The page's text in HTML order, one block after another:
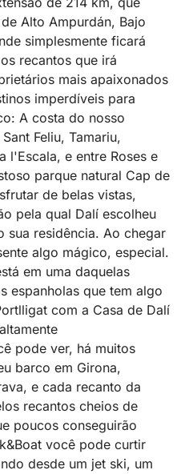
Alto Ampurdán, Bajo
simplesmente ficará
recantos que irá
mais apaixonados
imperdíveis para
A costa do nosso
Feliu, Tamariu,
l'Escala, e entre Roses e
parque natural Cap de
de belas vistas,
pela qual Dalí escolheu
sua residência. Ao chegar
algo mágico, especial.
em uma daquelas
espanholas que tem algo
com a Casa de Dalí
pode ver, há muitos
barco em Girona,
e cada recanto da
recantos cheios de
poucos conseguirão
você pode curtir
desde um jet ski, um